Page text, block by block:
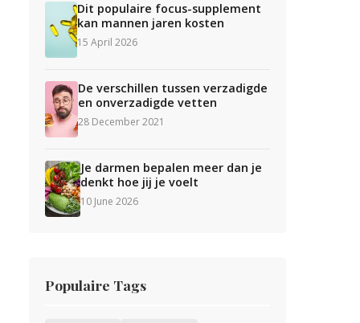
Dit populaire focus-supplement
kan mannen jaren kosten
15 April 2026
De verschillen tussen verzadigde
en onverzadigde vetten
28 December 2021
Je darmen bepalen meer dan je
denkt hoe jij je voelt
10 June 2026
Populaire Tags